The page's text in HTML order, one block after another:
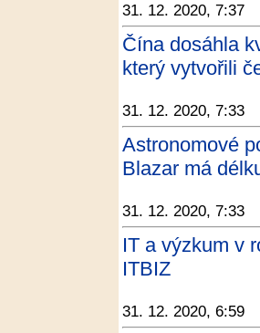
31. 12. 2020, 7:37
Čína dosáhla
který vytvořili
31. 12. 2020, 7:33
Astronomové
Blazar má
31. 12. 2020, 7:33
IT a výzkum v
ITBIZ
31. 12. 2020, 6:59